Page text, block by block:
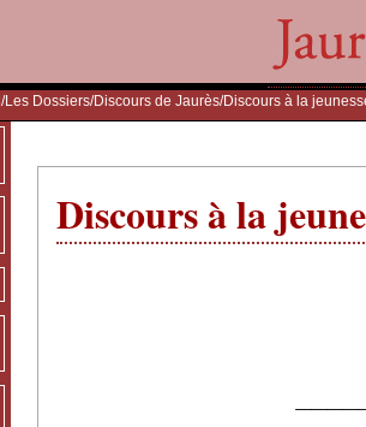
/Les Dossiers/Discours de Jaurès/Discours à la
Discours à la